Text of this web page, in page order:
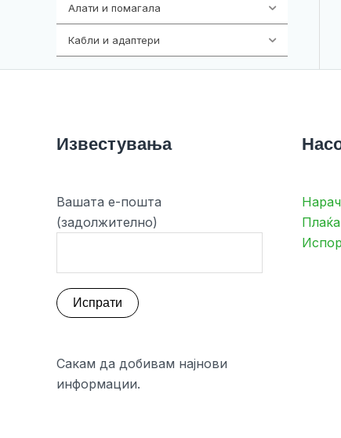
Алати и помагала
Кабли и адаптери
Известувања
Вашата е-пошта
(задолжително)
Сакам да добивам најнови
информации.